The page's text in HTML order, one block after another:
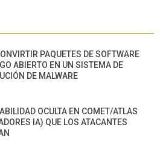
PAQUETES DE SOFTWARE
ABIERTO EN UN SISTEMA DE
DE MALWARE
OCULTA EN COMET/ATLAS
IA) QUE LOS ATACANTES